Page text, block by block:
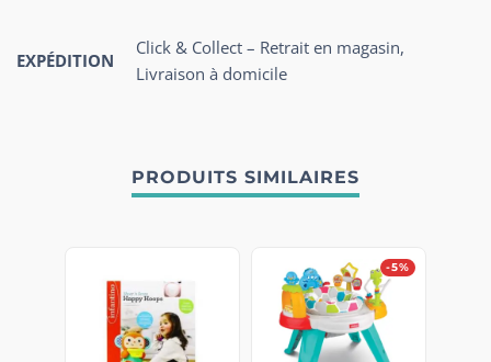
EXPÉDITION
Click & Collect – Retrait en magasin,
Livraison à domicile
PRODUITS SIMILAIRES
-5%